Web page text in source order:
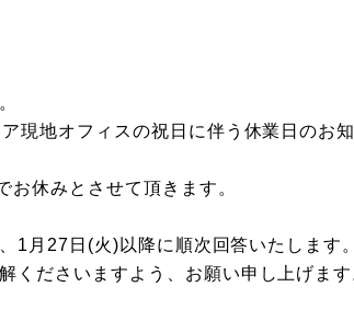
地オフィスの祝日に伴う休業日のお知
休みとさせて頂きます。
1月27日(火)以降に順次回答いたします。
くださいますよう、お願い申し上げます